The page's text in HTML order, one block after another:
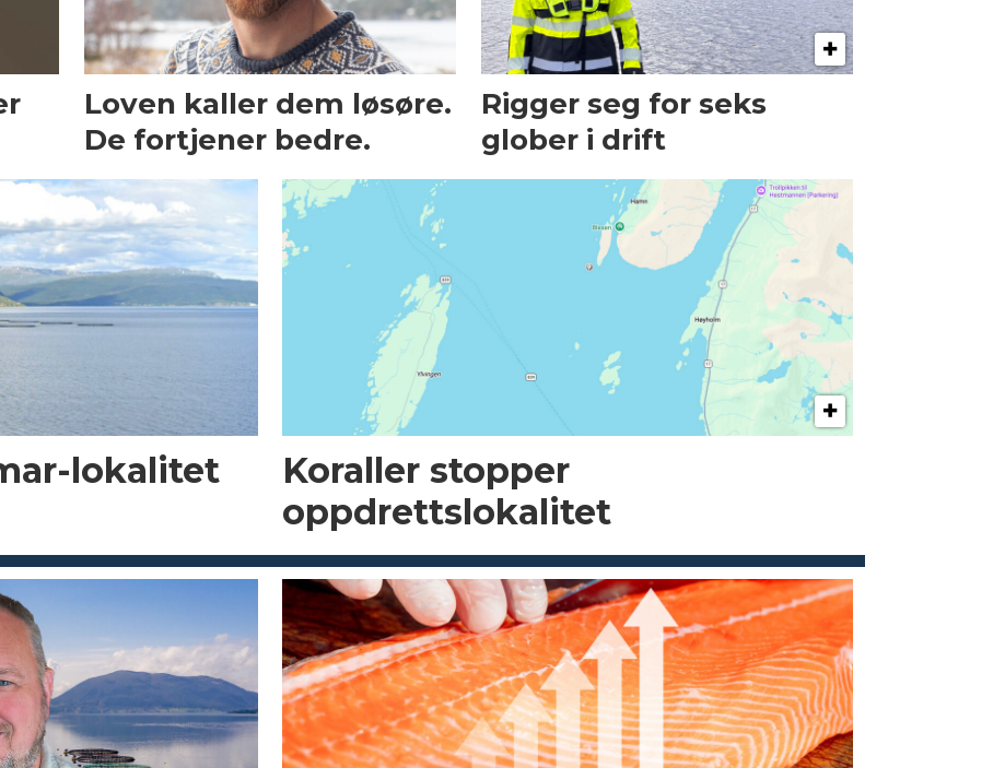
Loven kaller dem løsøre.
De fortjener bedre.
Rigger seg for seks
glober i drift
lokalitet
Koraller stopper
oppdrettslokalitet